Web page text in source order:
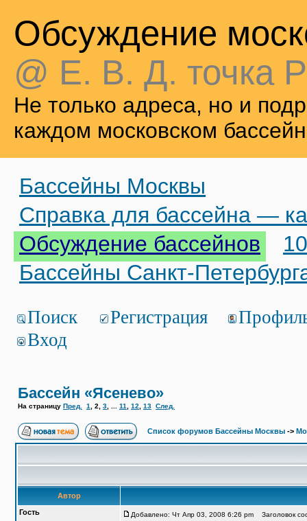
Обсуждение
@ Е. В. Д. точка
Не только адреса, но и
каждом московском
Бассейны Москвы
Справка для бассейна —
Обсуждение бассейнов
Бассейны Санкт-
Поиск Регистрация
Вход
Бассейн «Ясенево»
На страницу Пред. 1 2 3 11 12 13 След.
Список форумов Бассейны Москвы ->
Автор
Гость
Добавлено: Чт Апр 03, 2008 6:26 pm Заголовок